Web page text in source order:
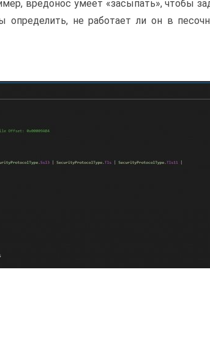
вредонос умеет «засыпать», чтобы
определить, не работает ли он в